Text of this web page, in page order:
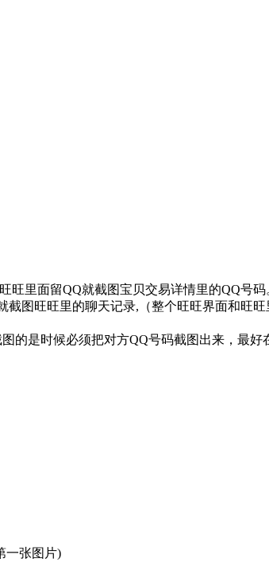
里面留QQ就截图宝贝交易详情里的QQ号
图旺旺里的聊天记录,（整个旺旺界面和旺
是时候必须把对方QQ号码截图出来，最
一张图片)